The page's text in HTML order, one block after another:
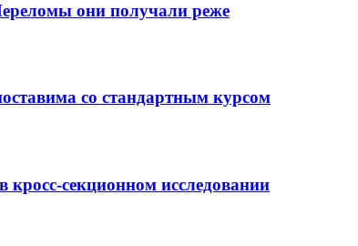
они получали реже
со стандартным курсом
секционном исследовании